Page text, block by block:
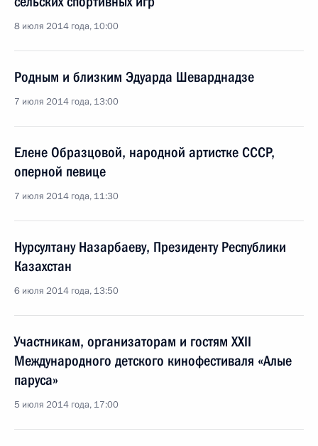
8 июля 2014 года, 10:00
Родным и близким Эдуарда Шеварднадзе
7 июля 2014 года, 13:00
Елене Образцовой, народной артистке СССР,
оперной певице
7 июля 2014 года, 11:30
Нурсултану Назарбаеву, Президенту Республики
Казахстан
6 июля 2014 года, 13:50
Участникам, организаторам и гостям XXII
Международного детского кинофестиваля «Алые
паруса»
5 июля 2014 года, 17:00